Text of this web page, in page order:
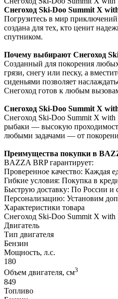
Снегоход Ski-Doo Summit X
Погрузитесь в мир
создана для тех, кто ценит
спутником.
Почему выбирают Снегоход
Созданный для покорения
грязи, снегу или песку, а
сиденьями позволяет
Снегоход готов к любым
Снегоход Ski-Doo Summit X
Снегоход Ski-Doo Summit X with
рыбаки — высокую
любыми задачами — от
Преимущества покупки в
BAZZA BRP гарантирует:
Проверенное качество: Каждая
Гибкие условия: Покупка в
Быструю доставку: По России и
Персонализацию: Установим
Характеристики товара
Снегоход Ski-Doo Summit X with
Двигатель
Тип двигателя
Бензин
Мощность, л.с.
180
Объем двигателя, см3
849
Топливо